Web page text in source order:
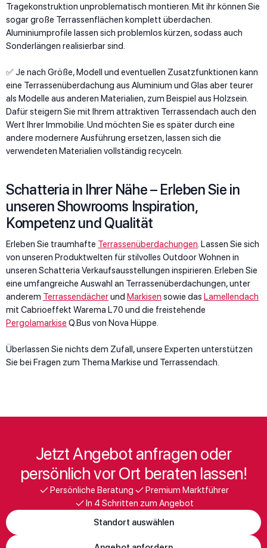
Tragekonstruktion unproblematisch montieren. Mit ihr können Sie
sogar große Terrassenflächen komplett überdachen.
Aluminiumprofile lassen sich problemlos kürzen, sodass auch
Sonderlängen realisierbar sind.
✅ Je nach Größe, Modell und eventuellen Zusatzfunktionen kann
eine Terrassenüberdachung aus Aluminium und Glas aber teurer
als Modelle aus anderen Materialien, zum Beispiel aus Holzsein.
Dafür steigern Sie mit Ihrem attraktiven Terrassendach auch den
Wert Ihrer Immobilie. Und möchten Sie es später durch eine
andere modernere Ausführung ersetzen, lassen sich die
verwendeten Materialien vollständig recyceln.
Schatteria in Ihrer Nähe – Erleben Sie in
unseren Showrooms Inspiration,
Kompetenz und Qualität
Erleben Sie traumhafte Terrassenüberdachungen. Lassen Sie sich
von unseren Produktwelten für stilvolles Outdoor Wohnen in
unseren Schatteria Verkaufsausstellungen inspirieren. Erleben Sie
eine umfangreiche Auswahl an Terrassenüberdachungen, unter
anderem Terrassendächerund Markisen sowie das Lamellendach
mit Cabrioeffekt Warema L70 und die freistehende
Pergolamarkise Q.Bus von Nova Hüppe.
Überlassen Sie nichts dem Zufall, unsere Experten unterstützen
Sie bei Fragen zum Thema Markise und Terrassendach.
Jetzt Angebot anfragen oder
persönlich vor Ort beraten lassen!
Persönliche Beratung
Premium Marktführer
In 4 Schritten zum Angebot
Standort auswählen